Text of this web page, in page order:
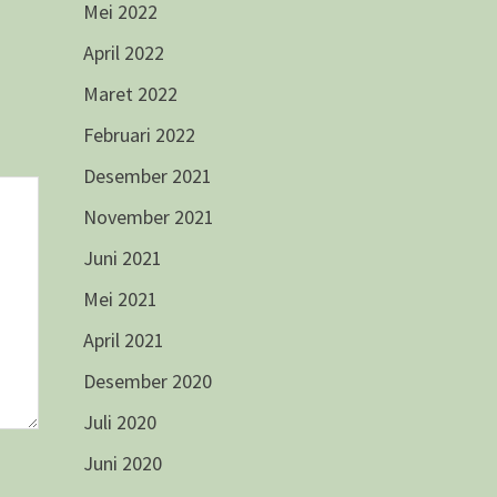
Mei 2022
April 2022
Maret 2022
Februari 2022
Desember 2021
November 2021
Juni 2021
Mei 2021
April 2021
Desember 2020
Juli 2020
Juni 2020